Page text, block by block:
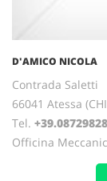
D'AMICO NICOLA
Contrada Saletti
66041 Atessa
Tel.
Officina